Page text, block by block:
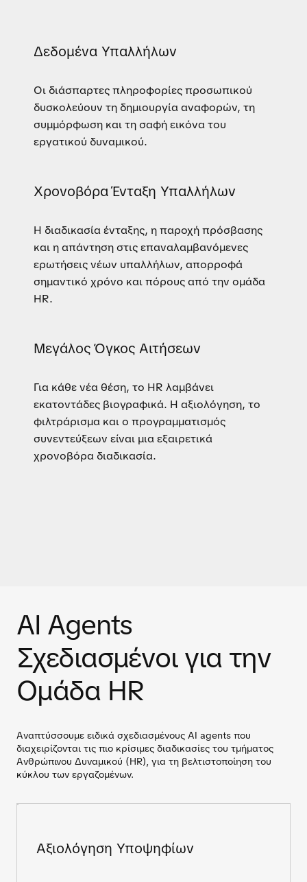
Δεδομένα Υπαλλήλων
Οι διάσπαρτες πληροφορίες προσωπικού
δυσκολεύουν τη δημιουργία αναφορών, τη
συμμόρφωση και τη σαφή εικόνα του
εργατικού δυναμικού.
Χρονοβόρα Ένταξη Υπαλλήλων
Η διαδικασία ένταξης, η παροχή πρόσβασης
και η απάντηση στις επαναλαμβανόμενες
ερωτήσεις νέων υπαλλήλων, απορροφά
σημαντικό χρόνο και πόρους από την ομάδα
HR.
Μεγάλος Όγκος Αιτήσεων
Για κάθε νέα θέση, το HR λαμβάνει
εκατοντάδες βιογραφικά. Η αξιολόγηση, το
φιλτράρισμα και ο προγραμματισμός
συνεντεύξεων είναι μια εξαιρετικά
χρονοβόρα διαδικασία.
AI Agents
Σχεδιασμένοι για την
Ομάδα HR
Αναπτύσσουμε ειδικά σχεδιασμένους AI agents που
διαχειρίζονται τις πιο κρίσιμες διαδικασίες του τμήματος
Ανθρώπινου Δυναμικού (HR), για τη βελτιστοποίηση του
κύκλου των εργαζομένων.
Αξιολόγηση Υποψηφίων